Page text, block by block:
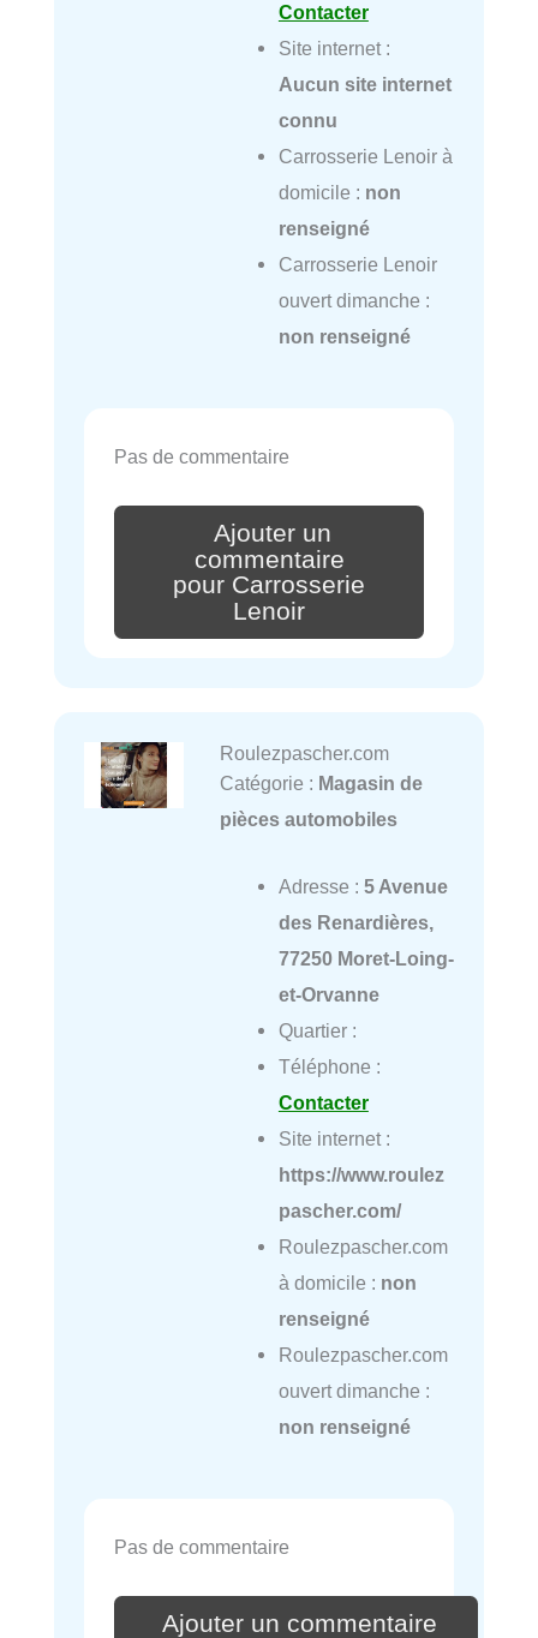
Contacter
Site internet :
Aucun site internet
connu
Carrosserie Lenoir à
domicile : non
renseigné
Carrosserie Lenoir
ouvert dimanche :
non renseigné
Pas de commentaire
Ajouter un
commentaire
pour Carrosserie
Lenoir
Roulezpascher.com
Catégorie : Magasin de
pièces automobiles
Adresse : 5 Avenue
des Renardières,
77250 Moret-Loing-
et-Orvanne
Quartier :
Téléphone :
Contacter
Site internet :
https://www.roulez
pascher.com/
Roulezpascher.com
à domicile : non
renseigné
Roulezpascher.com
ouvert dimanche :
non renseigné
Pas de commentaire
Ajouter un commentaire